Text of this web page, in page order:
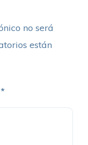
no será
están
*